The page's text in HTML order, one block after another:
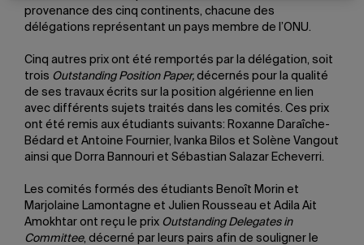
provenance des cinq continents, chacune des
délégations représentant un pays membre de l’ONU.
Cinq autres prix ont été remportés par la délégation, soit
trois Outstanding Position Paper, décernés pour la qualité
de ses travaux écrits sur la position algérienne en lien
avec différents sujets traités dans les comités. Ces prix
ont été remis aux étudiants suivants: Roxanne Daraîche-
Bédard et Antoine Fournier, Ivanka Bilos et Solène Vangout
ainsi que Dorra Bannouri et Sébastian Salazar Echeverri.
Les comités formés des étudiants Benoît Morin et
Marjolaine Lamontagne et Julien Rousseau et Adila Ait
Amokhtar ont reçu le prix Outstanding Delegates in
Committee, décerné par leurs pairs afin de souligner le